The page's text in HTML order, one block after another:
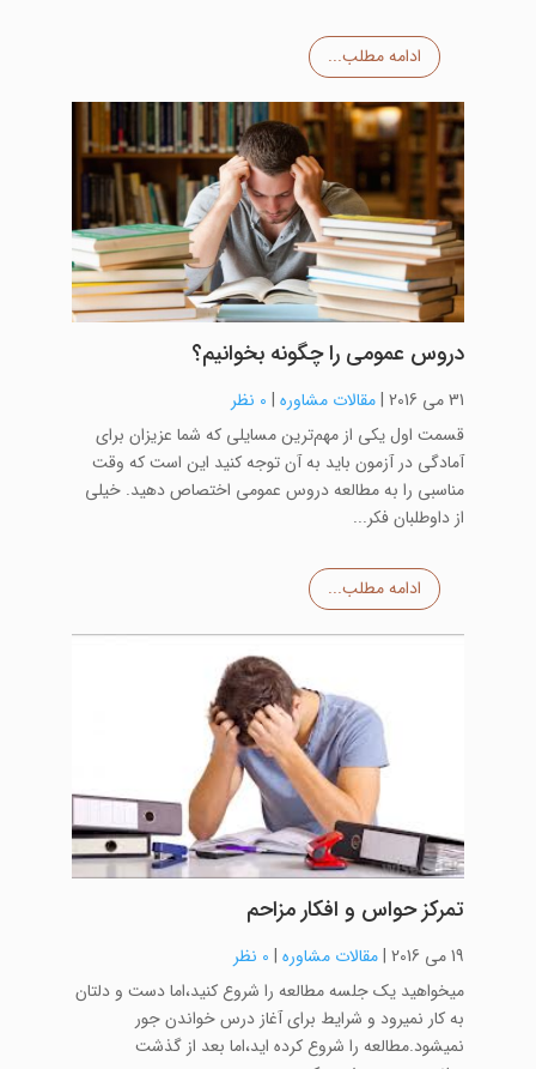
ادامه مطلب...
دروس عمومی را چگونه بخوانیم؟
31 می 2016 |مقالات مشاوره| 0 نظر
قسمت اول یکی از مهم‌ترین مسایلی که شما عزیزان برای
آمادگی در آزمون باید به آن توجه کنید این است که وقت
مناسبی را به مطالعه دروس عمومی اختصاص دهید. خیلی
از داوطلبان فکر...
ادامه مطلب...
تمرکز حواس و افکار مزاحم
19 می 2016 |مقالات مشاوره| 0 نظر
میخواهید یک جلسه مطالعه را شروع کنید،اما دست و دلتان
به کار نمیرود و شرایط برای آغاز درس خواندن جور
نمیشود.مطالعه را شروع کرده اید،اما بعد از گذشت